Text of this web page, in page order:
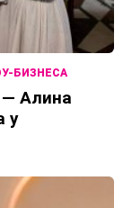
БИЗНЕСА
Алина
у